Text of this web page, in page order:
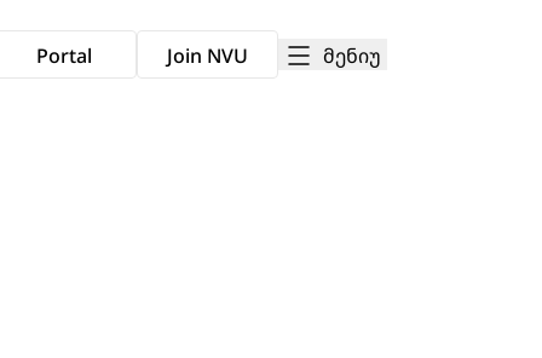
Portal Join NVU მენიუ